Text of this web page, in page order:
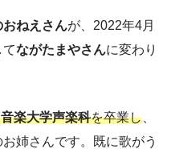
ねえさんが、2022年4月
ながたまやさんに変わり
音楽大学声楽科を卒業し
姉さんです。既に歌がう